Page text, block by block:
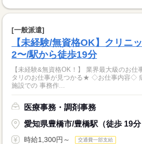
[一般派遣]
【未経験/無資格OK】クリニ
2〜/駅から徒歩19分
【未経験&無資格OK！】 業界最大級のお仕
タリのお仕事が見つかる★ ◇お仕事内容◇ 病院やクリニック、介護
施設での 事務作...
医療事務・調剤事務
愛知県豊橋市/豊橋駅（徒歩 19分
時給1,300円～ 交通費一部支給